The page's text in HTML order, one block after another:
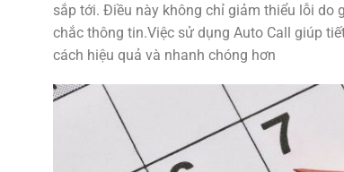
sắp tới. Điều này không chỉ giảm thiểu lỗi do
chắc thông tin.Việc sử dụng Auto Call giúp
cách hiệu quả và nhanh chóng hơn